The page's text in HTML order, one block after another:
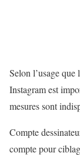
Selon l’usage
Instagram est
mesures sont
Compte
compte pour